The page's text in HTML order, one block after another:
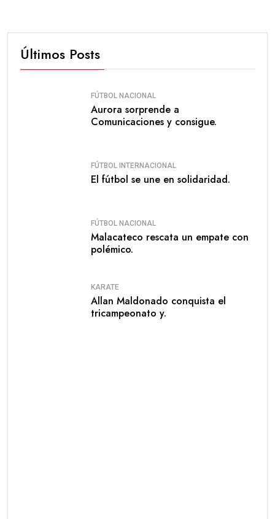
Últimos Posts
FÚTBOL NACIONAL
Aurora sorprende a
Comunicaciones y consigue.
FÚTBOL INTERNACIONAL
El fútbol se une en solidaridad.
FÚTBOL NACIONAL
Malacateco rescata un empate con
polémico.
KARATE
Allan Maldonado conquista el
tricampeonato y.